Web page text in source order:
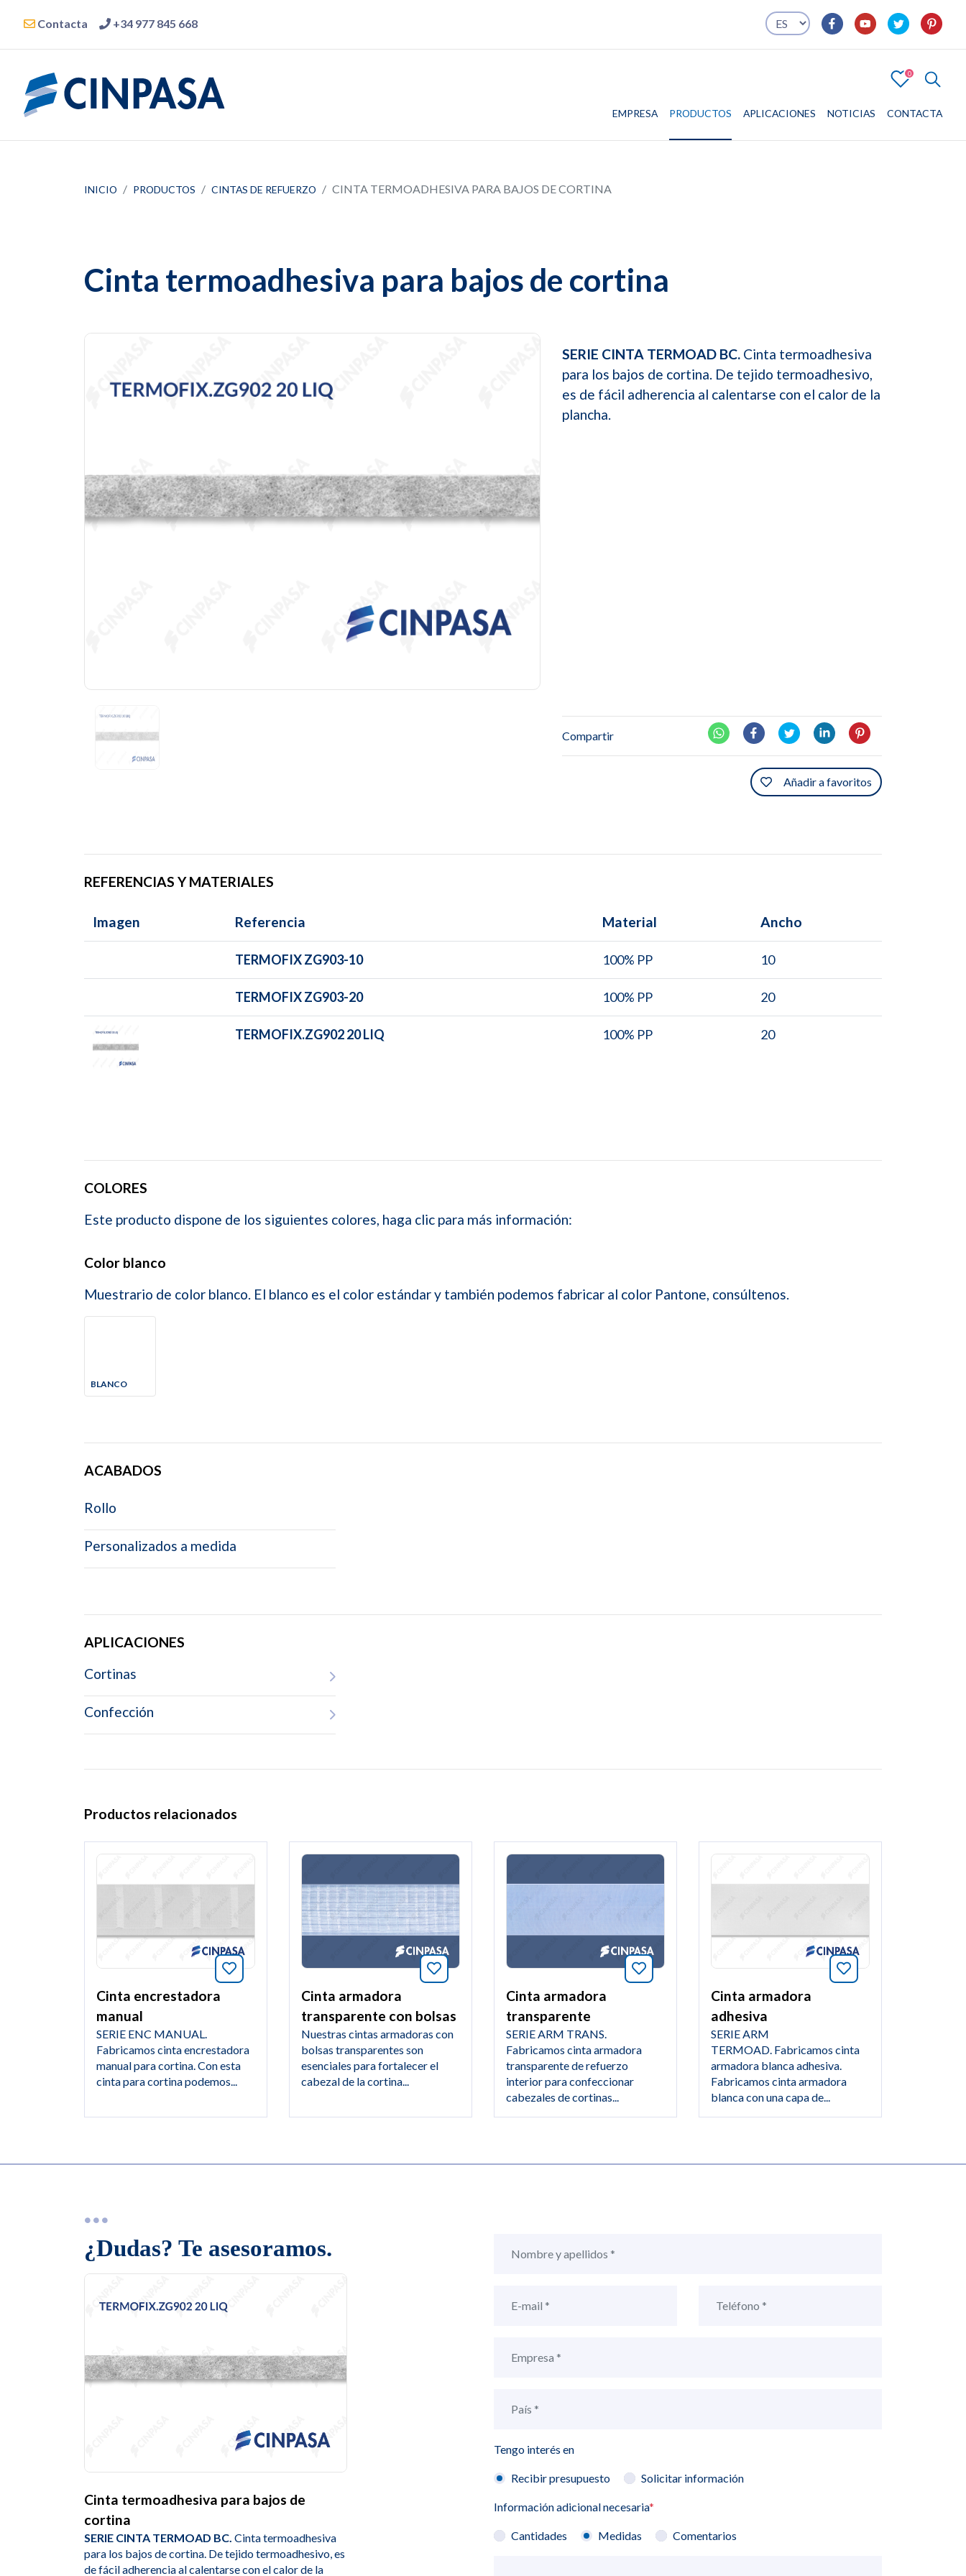
Contacta +34 977 845 668
0
EMPRESA PRODUCTOS APLICACIONES NOTICIAS CONTACTA
4
EMPRESA PRODUCTOS APLICACIONES CONTACTA
INICIO PRODUCTOS CINTAS DE REFUERZO CINTA TERMOADHESIVA PARA BAJOS DE CORTINA
Cinta termoadhesiva para bajos de cortina
SERIE CINTA TERMOAD BC. Cinta termoadhesiva
para los bajos de cortina. De tejido termoadhesivo,
es de fácil adherencia al calentarse con el calor de la
plancha.
Compartir
Añadir a favoritos
REFERENCIAS Y MATERIALES
Imagen Referencia Material Ancho
TERMOFIX ZG903-10 100% PP 10
TERMOFIX ZG903-20 100% PP 20
TERMOFIX.ZG902 20 LIQ 100% PP 20
COLORES
Este producto dispone de los siguientes colores, haga clic para más información:
Color blanco
Muestrario de color blanco. El blanco es el color estándar y también podemos fabricar al color Pantone, consúltenos.
BLANCO
ACABADOS
Rollo
Personalizados a medida
APLICACIONES
Cortinas
Confección
Productos relacionados
Añade a favoritos este artículo
Cinta encrestadora
manual
SERIE ENC MANUAL.
Fabricamos cinta encrestadora
manual para cortina. Con esta
cinta para cortina podemos...
Añade a favoritos este artículo
Cinta armadora
transparente con bolsas
Nuestras cintas armadoras con
bolsas transparentes son
esenciales para fortalecer el
cabezal de la cortina...
Añade a favoritos este artículo
Cinta armadora
transparente
SERIE ARM TRANS.
Fabricamos cinta armadora
transparente de refuerzo
interior para confeccionar
cabezales de cortinas...
Añade a favoritos
Cinta armadora
adhesiva
SERIE ARM
TERMOAD. Fabricamos cinta
armadora blanca adhesiva.
Fabricamos cinta armadora
blanca con una capa de...
¿Dudas? Te asesoramos.
Cinta termoadhesiva para bajos de
cortina
SERIE CINTA TERMOAD BC. Cinta termoadhesiva
para los bajos de cortina. De tejido termoadhesivo, es
de fácil adherencia al calentarse con el calor de la
Tengo interés en
Recibir presupuesto Solicitar información
Información adicional necesaria*
Cantidades Medidas Comentarios